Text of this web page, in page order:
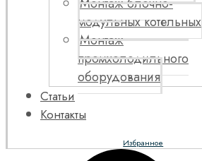
Монтаж блочно-
модульных котельных
Монтаж
промхолодильного
оборудования
Статьи
Контакты
Избранное